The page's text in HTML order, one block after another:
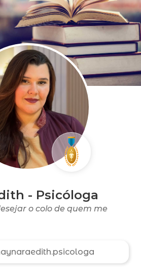
- Psicóloga
o colo de quem me